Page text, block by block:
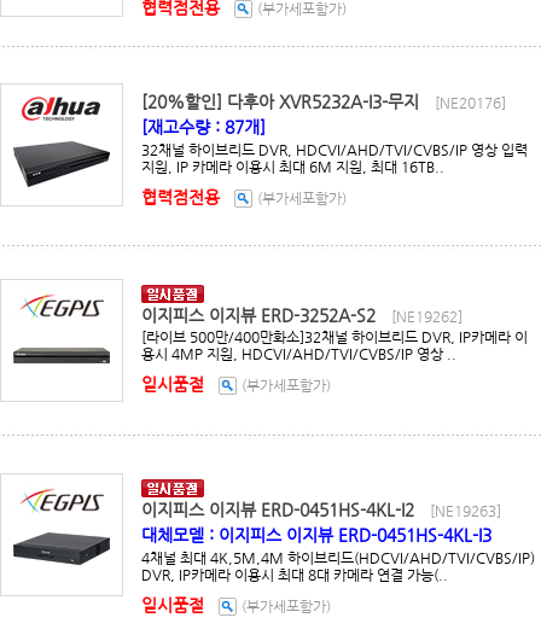
협력점전용 (부가세포함가)
[20%할인] 다후아 XVR5232A-I3-무지 [NE20176]
[재고수량 : 87개]
32채널 하이브리드 DVR, HDCVI/AHD/TVI/CVBS/IP 영상 입력
지원, IP 카메라 이용시 최대 6M 지원, 최대 16TB..
협력점전용 (부가세포함가)
이지피스 이지뷰 ERD-3252A-S2
[NE19262]
[라이브 500만/400만화소]32채널 하이브리드 DVR, IP카메라 이
용시 4MP 지원, HDCVI/AHD/TVI/CVBS/IP 영상 ..
일시품절 (부가세포함가)
이지피스 이지뷰 ERD-0451HS-4KL-I2 [NE19263]
대체모델 : 이지피스 이지뷰 ERD-0451HS-4KL-I3
4채널 최대 4K,5M,4M 하이브리드(HDCVI/AHD/TVI/CVBS/IP)
DVR, IP카메라 이용시 최대 8대 카메라 연결 가능(..
일시품절 (부가세포함가)